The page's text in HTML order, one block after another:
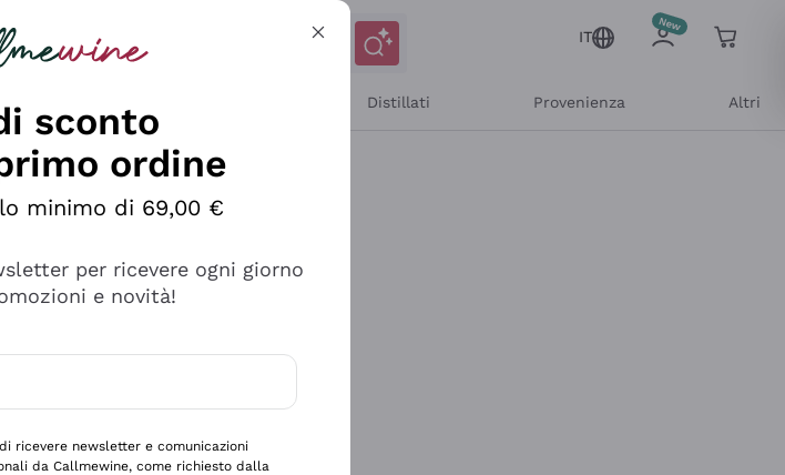
IT
Distillati Provenienza Altri
sconto
ordine
minimo di 69,00 €
per ricevere ogni giorno
e novità!
ricevere newsletter e comunicazioni
da Callmewine, come richiesto dalla